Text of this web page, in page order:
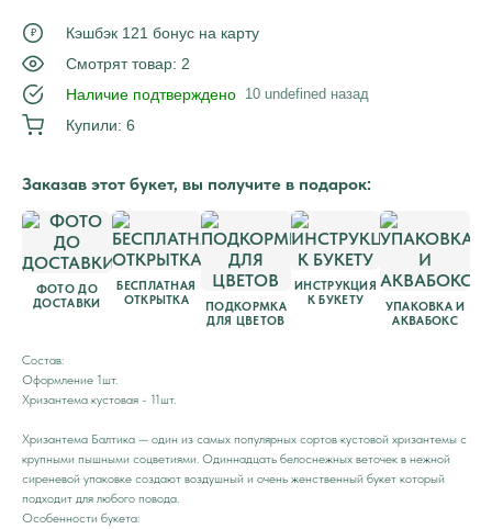
₽
Кэшбэк 121 бонус на карту
Смотрят товар: 2
Наличие подтверждено
10 undefined назад
Купили: 6
Заказав этот букет, вы получите в подарок:
ФОТО ДО
ДОСТАВКИ
БЕСПЛАТНАЯ
ОТКРЫТКА
ПОДКОРМКА
ДЛЯ ЦВЕТОВ
ИНСТРУКЦИЯ
К БУКЕТУ
УПАКОВКА И
АКВАБОКС
Состав:
Оформление 1шт.
Хризантема кустовая - 11шт.
Хризантема Балтика — один из самых популярных сортов кустовой хризантемы с
крупными пышными соцветиями. Одиннадцать белоснежных веточек в нежной
сиреневой упаковке создают воздушный и очень женственный букет который
подходит для любого повода.
Особенности букета: